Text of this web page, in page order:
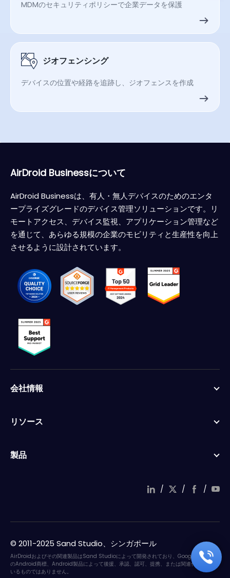
MDMのセキュリティポリシーで企業データを保護
ジオフェンシング
デバイスの位置や経路を追跡し、ジオフェンスを作成
AirDroid Businessについて
AirDroid Businessは、有人・無人デバイスのためのエンタ
ープライズグレードのデバイス管理ソリューションです。リ
モートアクセス、デバイス監視、アプリケーション管理など
を通じて、あらゆる規模の企業のモビリティと生産性を向上
させるように設計されています。
会社情報
リソース
製品
/ / /
© 2011-2025 Sand Studio、シンガポール
AirDroidおよびその関連製品はSand Studioによって開発されており、Google LLCやそ
のAndroid商標、Android製品によって後援、承認、認可、提携、または関連付けられて
いるものではありません。